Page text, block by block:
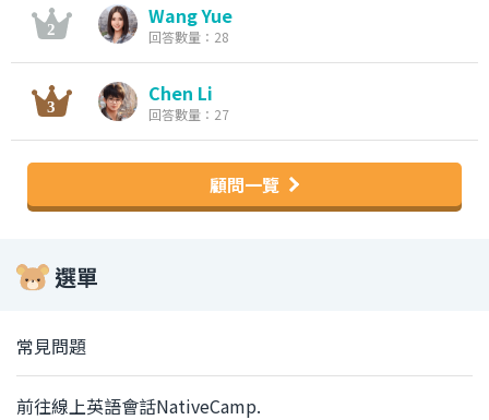
Wang Yue
回答數量：28
Chen Li
回答數量：27
顧問一覽
選單
常見問題
前往線上英語會話NativeCamp.